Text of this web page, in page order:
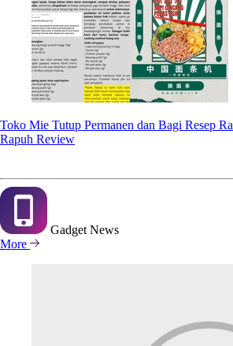
Toko Mie Tutup Permanen dan Bagi Resep
Rapuh Review
Gadget News
More